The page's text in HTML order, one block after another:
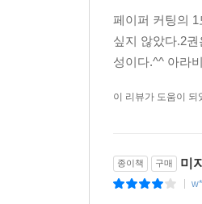
페이퍼 커팅의
싶지 않았다.2
성이다.^^ 아라
이 리뷰가 도움이 되
종이책 구매 미